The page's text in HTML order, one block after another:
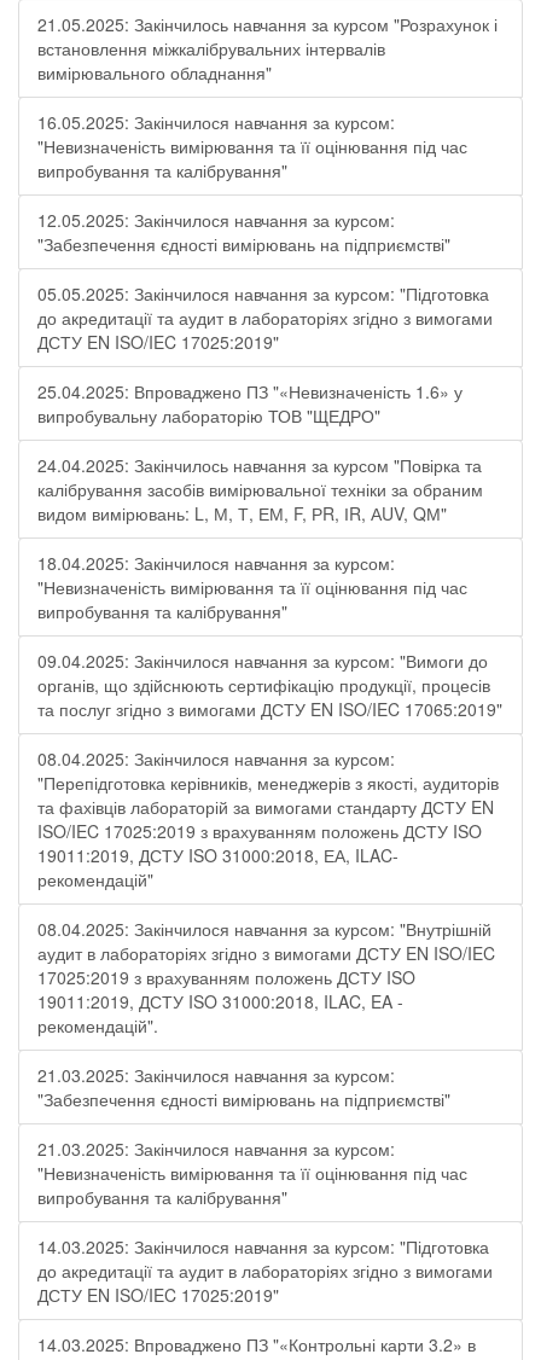
21.05.2025: Закінчилось навчання за курсом "Розрахунок і
встановлення міжкалібрувальних інтервалів
вимірювального обладнання"
16.05.2025: Закінчилося навчання за курсом:
"Невизначеність вимірювання та її оцінювання під час
випробування та калібрування"
12.05.2025: Закінчилося навчання за курсом:
"Забезпечення єдності вимірювань на підприємстві"
05.05.2025: Закінчилося навчання за курсом: "Підготовка
до акредитації та аудит в лабораторіях згідно з вимогами
ДСТУ EN ISO/IEC 17025:2019"
25.04.2025: Впроваджено ПЗ "«Невизначеність 1.6» у
випробувальну лабораторію ТОВ "ЩЕДРО"
24.04.2025: Закінчилось навчання за курсом "Повірка та
калібрування засобів вимірювальної техніки за обраним
видом вимірювань: L, М, Т, ЕМ, F, РR, ІR, АUV, QМ"
18.04.2025: Закінчилося навчання за курсом:
"Невизначеність вимірювання та її оцінювання під час
випробування та калібрування"
09.04.2025: Закінчилося навчання за курсом: "Вимоги до
органів, що здійснюють сертифікацію продукції, процесів
та послуг згідно з вимогами ДСТУ EN ISO/IEC 17065:2019"
08.04.2025: Закінчилося навчання за курсом:
"Перепідготовка керівників, менеджерів з якості, аудиторів
та фахівців лабораторій за вимогами стандарту ДСТУ EN
ISO/IEC 17025:2019 з врахуванням положень ДСТУ ISO
19011:2019, ДСТУ ISO 31000:2018, ЕА, ILAC-
рекомендацій"
08.04.2025: Закінчилося навчання за курсом: "Внутрішній
аудит в лабораторіях згідно з вимогами ДСТУ EN ISO/IEC
17025:2019 з врахуванням положень ДСТУ ISO
19011:2019, ДСТУ ISO 31000:2018, ILAC, EA -
рекомендацій".
21.03.2025: Закінчилося навчання за курсом:
"Забезпечення єдності вимірювань на підприємстві"
21.03.2025: Закінчилося навчання за курсом:
"Невизначеність вимірювання та її оцінювання під час
випробування та калібрування"
14.03.2025: Закінчилося навчання за курсом: "Підготовка
до акредитації та аудит в лабораторіях згідно з вимогами
ДСТУ EN ISO/IEC 17025:2019"
14.03.2025: Впроваджено ПЗ "«Контрольні карти 3.2» в